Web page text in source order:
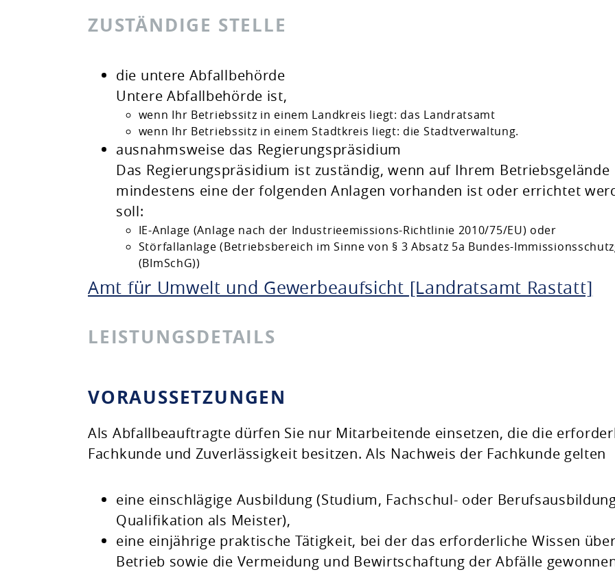
ZUSTÄNDIGE STELLE
die untere Abfallbehörde
Untere Abfallbehörde ist,
wenn Ihr Betriebssitz in einem Landkreis liegt: das Landratsamt
wenn Ihr Betriebssitz in einem Stadtkreis liegt: die Stadtverwaltung.
ausnahmsweise das Regierungspräsidium
Das Regierungspräsidium ist zuständig, wenn auf Ihrem Betriebsgelände
mindestens eine der folgenden Anlagen vorhanden ist oder errichtet
soll:
IE-Anlage (Anlage nach der Industrieemissions-Richtlinie 2010/75/EU) oder
Störfallanlage (Betriebsbereich im Sinne von § 3 Absatz 5a Bundes-
(BImSchG))
Amt für Umwelt und Gewerbeaufsicht [Landratsamt Rastatt]
LEISTUNGSDETAILS
VORAUSSETZUNGEN
Als Abfallbeauftragte dürfen Sie nur Mitarbeitende einsetzen, die die
Fachkunde und Zuverlässigkeit besitzen.Als Nachweis der Fachkunde gelten
eine einschlägige Ausbildung (Studium, Fachschul- oder
Qualifikation als Meister),
eine einjährige praktische Tätigkeit, bei der das erforderliche Wissen
Betrieb sowie die Vermeidung und Bewirtschaftung der Abfälle